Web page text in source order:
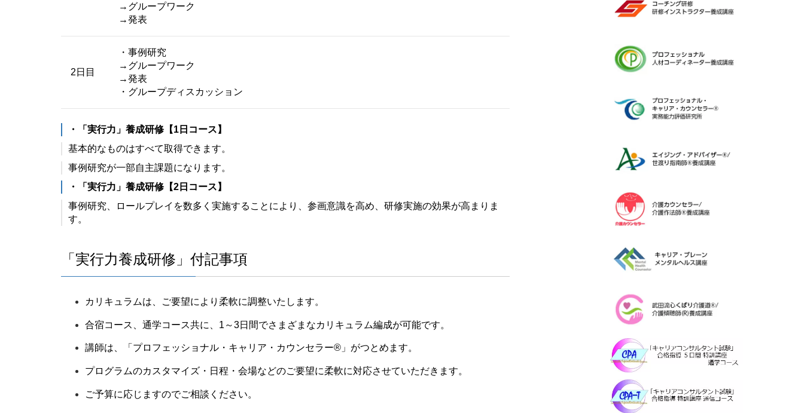
→グループワーク
→発表
2日目
・事例研究
→グループワーク
→発表
・グループディスカッション
・「実行力」養成研修【1日コース】
基本的なものはすべて取得できます。
事例研究が一部自主課題になります。
・「実行力」養成研修【2日コース】
事例研究、ロールプレイを数多く実施することにより、参画意識を高め、研修実施の効果が高まりま
す。
「実行力養成研修」付記事項
カリキュラムは、ご要望により柔軟に調整いたします。
合宿コース、通学コース共に、1～3日間でさまざまなカリキュラム編成が可能です。
講師は、「プロフェッショナル・キャリア・カウンセラー®」がつとめます。
プログラムのカスタマイズ・日程・会場などのご要望に柔軟に対応させていただきます。
ご予算に応じますのでご相談ください。